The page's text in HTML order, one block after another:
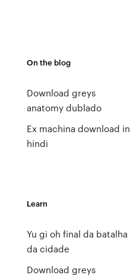
On the blog
Download greys
anatomy dublado
Ex machina download in
hindi
Learn
Yu gi oh final da batalha
da cidade
Download greys